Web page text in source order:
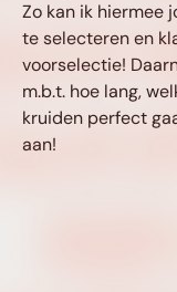
Zo kan ik hiermee
te selecteren en
voorselectie!
m.b.t. hoe lang,
kruiden perfect
aan!